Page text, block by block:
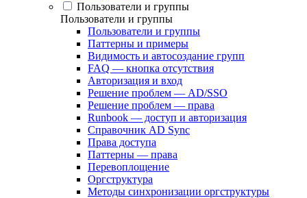
Пользователи и группы
Пользователи и группы
Пользователи и группы
Паттерны и примеры
Видимость и автосоздание групп
FAQ — кнопка отсутствия
Авторизация и вход
Решение проблем — AD/SSO
Решение проблем — права
Runbook — доступ и авторизация
Справочник AD Sync
Права доступа
Паттерны — права
Перевоплощение
Оргструктура
Методы синхронизации оргструктуры